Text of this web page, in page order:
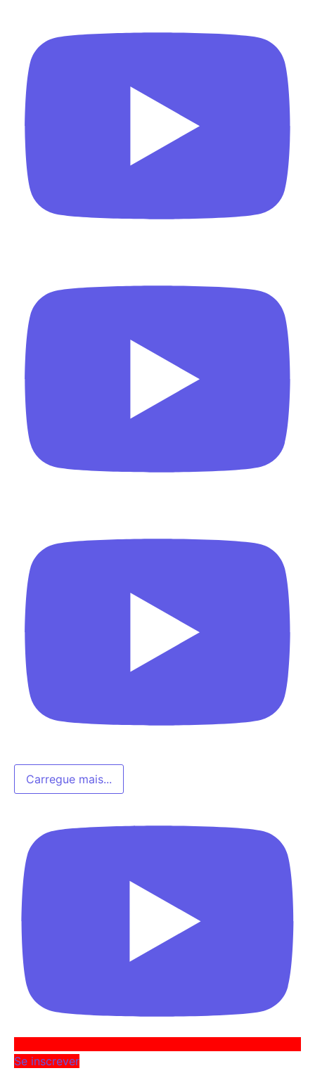
Carregue mais...
Se inscrever